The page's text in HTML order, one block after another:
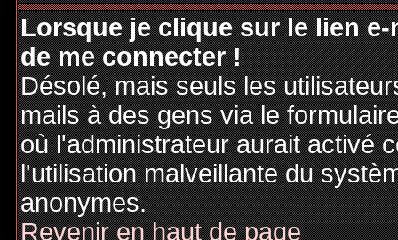
Lorsque je clique sur le lien
de me connecter !
Désolé, mais seuls les
mails à des gens via le
où l'administrateur aurait activé
l'utilisation malveillante du
anonymes.
Revenir en haut de page